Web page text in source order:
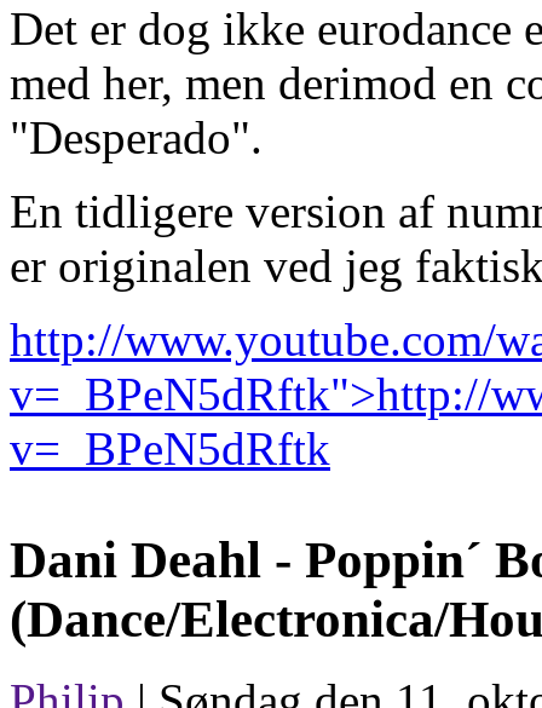
Det er dog ikke eurodance
med her, men derimod en
"Desperado".
En tidligere version af
er originalen ved jeg
http://www.youtube.com/
v=_BPeN5dRftk">http://
v=_BPeN5dRftk
Dani Deahl - Poppin´
(Dance/Electronica/